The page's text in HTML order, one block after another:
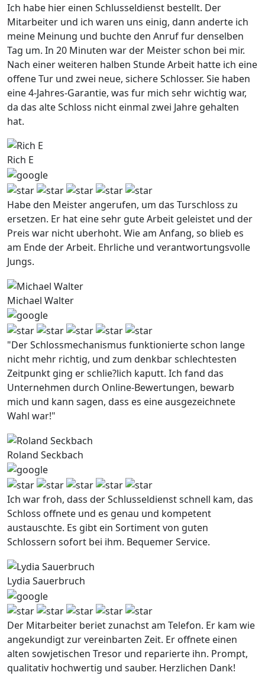
Ich habe hier einen Schlusseldienst bestellt. Der
Mitarbeiter und ich waren uns einig, dann anderte ich
meine Meinung und buchte den Anruf fur denselben
Tag um. In 20 Minuten war der Meister schon bei mir.
Nach einer weiteren halben Stunde Arbeit hatte ich eine
offene Tur und zwei neue, sichere Schlosser. Sie haben
eine 4-Jahres-Garantie, was fur mich sehr wichtig war,
da das alte Schloss nicht einmal zwei Jahre gehalten
hat.
Rich E
Habe den Meister angerufen, um das Turschloss zu
ersetzen. Er hat eine sehr gute Arbeit geleistet und der
Preis war nicht uberhoht. Wie am Anfang, so blieb es
am Ende der Arbeit. Ehrliche und verantwortungsvolle
Jungs.
Michael Walter
"Der Schlossmechanismus funktionierte schon lange
nicht mehr richtig, und zum denkbar schlechtesten
Zeitpunkt ging er schlie?lich kaputt. Ich fand das
Unternehmen durch Online-Bewertungen, bewarb
mich und kann sagen, dass es eine ausgezeichnete
Wahl war!"
Roland Seckbach
Ich war froh, dass der Schlusseldienst schnell kam, das
Schloss offnete und es genau und kompetent
austauschte. Es gibt ein Sortiment von guten
Schlossern sofort bei ihm. Bequemer Service.
Lydia Sauerbruch
Der Mitarbeiter beriet zunachst am Telefon. Er kam wie
angekundigt zur vereinbarten Zeit. Er offnete einen
alten sowjetischen Tresor und reparierte ihn. Prompt,
qualitativ hochwertig und sauber. Herzlichen Dank!